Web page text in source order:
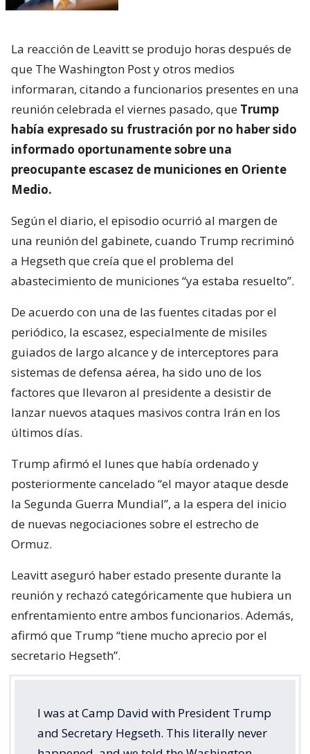
La reacción de Leavitt se produjo horas después de
que The Washington Post y otros medios
informaran, citando a funcionarios presentes en una
reunión celebrada el viernes pasado, que Trump
había expresado su frustración por no haber sido
informado oportunamente sobre una
preocupante escasez de municiones en Oriente
Medio.
Según el diario, el episodio ocurrió al margen de
una reunión del gabinete, cuando Trump recriminó
a Hegseth que creía que el problema del
abastecimiento de municiones “ya estaba resuelto”.
De acuerdo con una de las fuentes citadas por el
periódico, la escasez, especialmente de misiles
guiados de largo alcance y de interceptores para
sistemas de defensa aérea, ha sido uno de los
factores que llevaron al presidente a desistir de
lanzar nuevos ataques masivos contra Irán en los
últimos días.
Trump afirmó el lunes que había ordenado y
posteriormente cancelado “el mayor ataque desde
la Segunda Guerra Mundial”, a la espera del inicio
de nuevas negociaciones sobre el estrecho de
Ormuz.
Leavitt aseguró haber estado presente durante la
reunión y rechazó categóricamente que hubiera un
enfrentamiento entre ambos funcionarios. Además,
afirmó que Trump “tiene mucho aprecio por el
secretario Hegseth”.
I was at Camp David with President Trump
and Secretary Hegseth. This literally never